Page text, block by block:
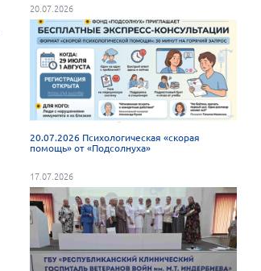
20.07.2026
20.07.2026 Психологическая «скорая
помощь» от «Подсолнуха»
17.07.2026